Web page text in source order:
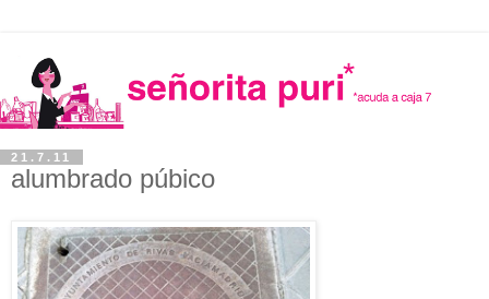
21.7.11
alumbrado púbico